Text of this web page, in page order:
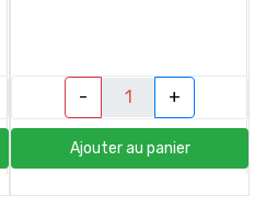
- +
Ajouter au panier